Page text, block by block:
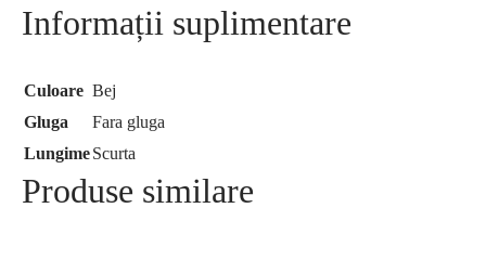
Informații suplimentare
Culoare Bej
Gluga
Fara gluga
LungimeScurta
Produse similare